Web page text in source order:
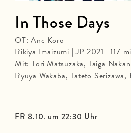
FR 8.10. um 22:30 Uhr
In Those Days
OT: Ano Koro
Rikiya Imaizumi | JP 2021 | 117
Mit: Tori Matsuzaka, Taiga
Ryuya Wakaba, Tateto Serizawa,